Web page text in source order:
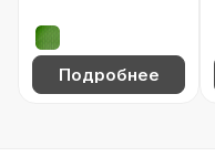
Подробнее